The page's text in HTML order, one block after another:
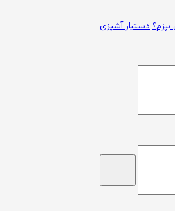
دستیار آشپزی